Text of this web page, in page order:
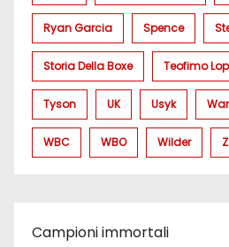
Ryan Garcia Spence
Storia Della Boxe Teofimo
Tyson UK Usyk
WBC WBO Wilder
Campioni immortali